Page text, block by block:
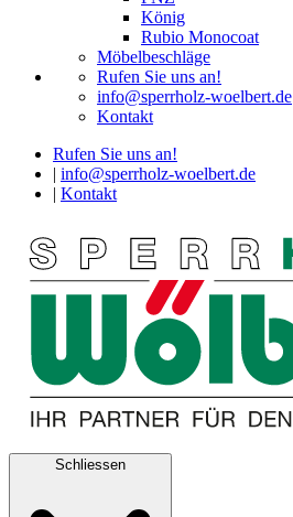
König
Rubio Monocoat
Möbelbeschläge
Rufen Sie uns an!
info@sperrholz-woelbert.de
Kontakt
Rufen Sie uns an!
info@sperrholz-woelbert.de
Kontakt
Schliessen